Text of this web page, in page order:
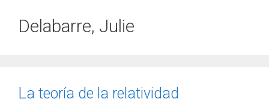
Delabarre, Julie
La teoría de la relatividad